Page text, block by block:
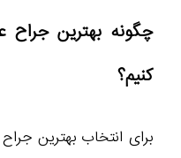
چگونه بهترین جراح
کنیم؟
برای انتخاب بهترین جراح